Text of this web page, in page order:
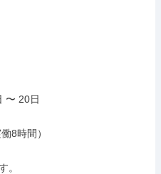
〜 20日
8時間）
。